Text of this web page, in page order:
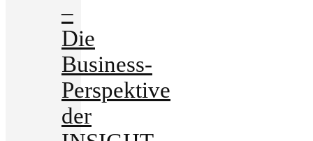
–
Die
Business-
Perspektive
der